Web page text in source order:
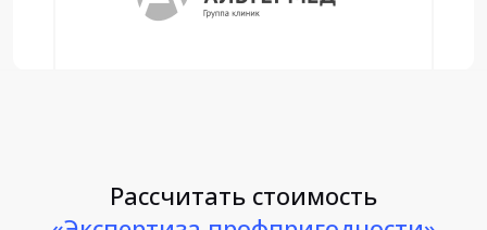
Рассчитать стоимость